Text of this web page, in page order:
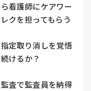
看護師にケアワー
クを担ってもらう
定取り消しを覚悟
けるか？
査で監査員を納得